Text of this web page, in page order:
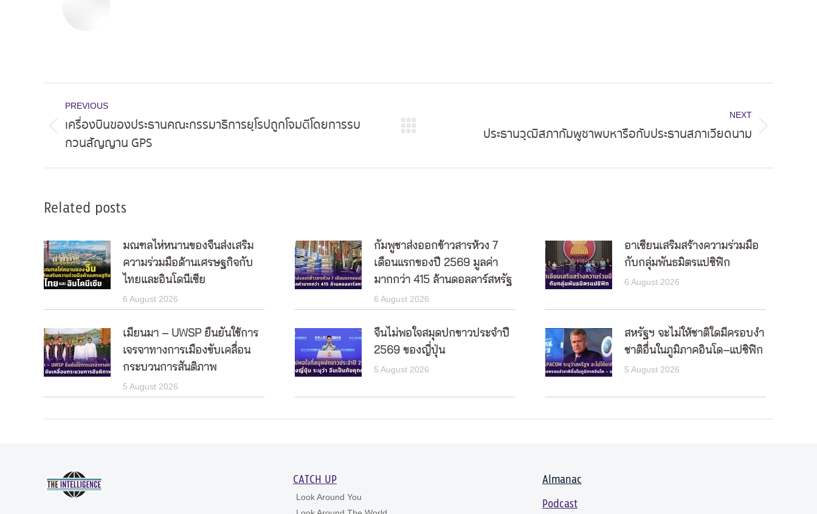
navigation
PREVIOUS
post:
เครื่องบินของประธานคณะกรรมาธิการยุโรปถูกโจมตีโดยการรบ
กวนสัญญาน GPS
NEXT
ประธานวุฒิสภากัมพูชาพบหารือกับประธานสภาเวียดนาม
Related posts
มณฑลไห่หนานของจีนส่งเสริม
ความร่วมมือด้านเศรษฐกิจกับ
ไทยและอินโดนีเซีย
6 August 2026
กัมพูชาส่งออกข้าวสารห้วง 7
เดือนแรกของปี 2569 มูลค่า
มากกว่า 415 ล้านดอลลาร์สหรัฐ
6 August 2026
อาเซียนเสริมสร้างความร่วมมือ
กับกลุ่มพันธมิตรแปซิฟิก
6 August 2026
เมียนมา – UWSP ยืนยันใช้การ
เจรจาทางการเมืองขับเคลื่อน
กระบวนการสันติภาพ
5 August 2026
จีนไม่พอใจสมุดปกขาวประจำปี
2569 ของญี่ปุ่น
5 August 2026
สหรัฐฯ จะไม่ให้ชาติใดมีครอบงำ
ชาติอื่นในภูมิภาคอินโด–แปซิฟิก
5 August 2026
CATCH UP
Look Around You
Almanac
Podcast